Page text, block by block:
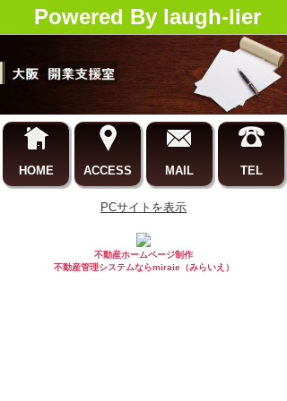
Powered By laugh-lier
HOME ACCESS MAIL TEL
PCサイトを表示
不動産ホームページ制作
不動産管理システムならmiraie（みらいえ）